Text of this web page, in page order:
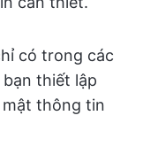
có trong các
thiết lập
mật thông tin